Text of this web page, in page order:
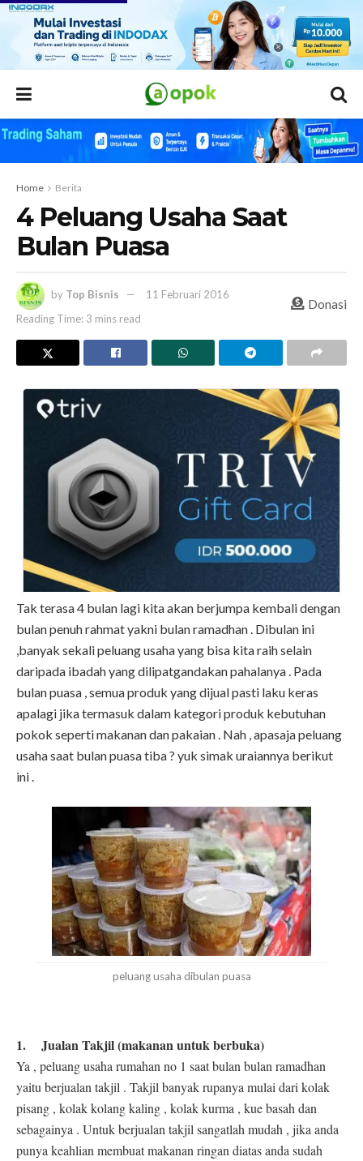
Home Berita
4 Peluang Usaha Saat
Bulan Puasa
by Top Bisnis
11 Februari 2016
Reading Time: 3 mins read
Donasi
Tak terasa 4 bulan lagi kita akan berjumpa kembali dengan
bulan penuh rahmat yakni bulan ramadhan . Dibulan ini
,banyak sekali peluang usaha yang bisa kita raih selain
daripada ibadah yang dilipatgandakan pahalanya . Pada
bulan puasa , semua produk yang dijual pasti laku keras
apalagi jika termasuk dalam kategori produk kebutuhan
pokok seperti makanan dan pakaian . Nah , apasaja peluang
usaha saat bulan puasa tiba ? yuk simak uraiannya berikut
ini .
peluang usaha dibulan puasa
1. Jualan Takjil (makanan untuk berbuka)
Ya , peluang usaha rumahan no 1 saat bulan bulan ramadhan
yaitu berjualan takjil . Takjil banyak rupanya mulai dari kolak
pisang , kolak kolang kaling , kolak kurma , kue basah dan
sebagainya . Untuk berjualan takjil sangatlah mudah , jika anda
punya keahlian membuat makanan ringan diatas anda sudah